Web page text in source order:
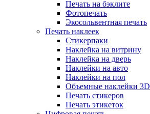
Печать на бэклите
Фотопечать
Экосольвентная печать
Печать наклеек
Стикерпаки
Наклейка на витрину
Наклейка на дверь
Наклейки на авто
Наклейки на пол
Объемные наклейки 3D
Печать стикеров
Печать этикеток